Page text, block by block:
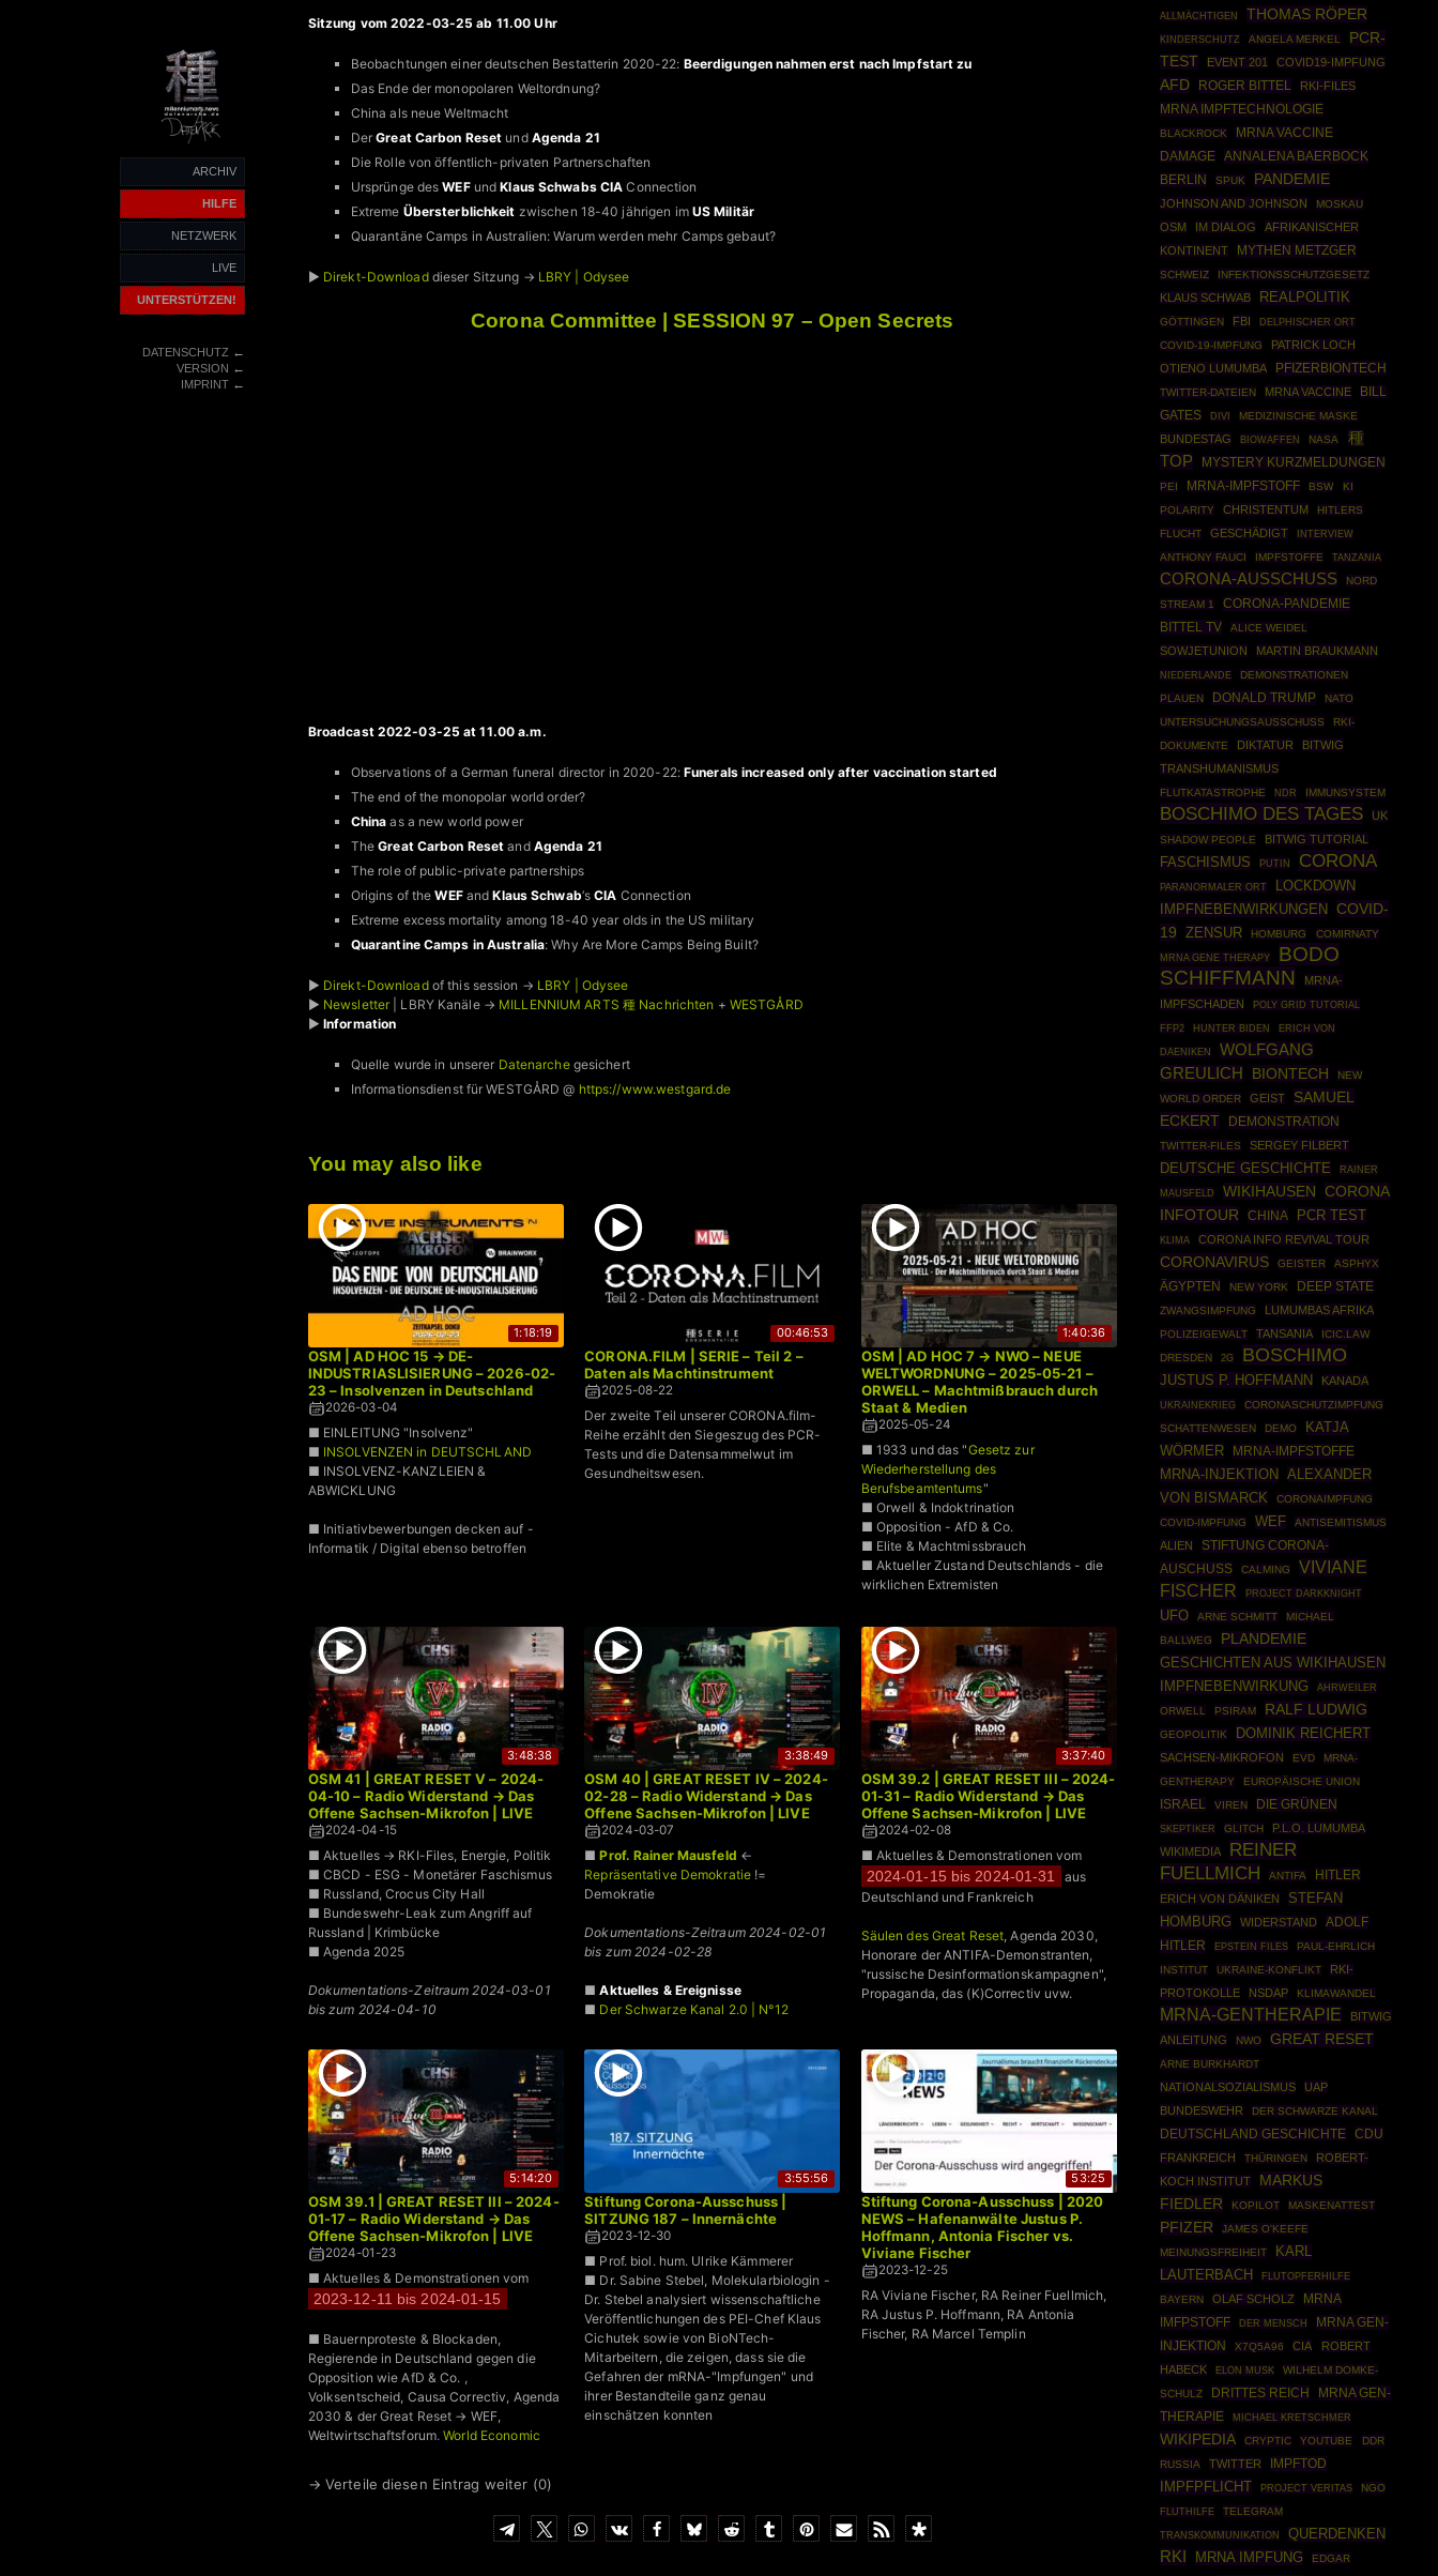
ARCHIV
HILFE
NETZWERK
LIVE
UNTERSTÜTZEN!
DATENSCHUTZ←
VERSION ←
IMPRINT←
Sitzung vom 2022-03-25 ab 11.00 Uhr
Beobachtungen einer deutschen Bestatterin 2020-22: Beerdigungen nahmen erst nach Impfstart zu
Das Ende der monopolaren Weltordnung?
China als neue Weltmacht
DerGreat Carbon Reset und Agenda 21
Die Rolle von öffentlich-privaten Partnerschaften
Ursprünge desWEFundKlaus Schwabs CIA Connection
Extreme Übersterblichkeit zwischen 18-40 jährigen im US Militär
Quarantäne Camps in Australien: Warum werden mehr Camps gebaut?
► Direkt-Downloaddieser Sitzung → LBRY | Odysee
Corona Committee | SESSION 97 – Open Secrets
Broadcast 2022-03-25 at 11.00 a.m.
Observations of a German funeral director in 2020-22:Funerals increased only after vaccination started
The end of the monopolar world order?
China as a new world power
TheGreat Carbon Reset and Agenda 21
The role of public-private partnerships
Origins of theWEFandKlaus Schwab‘sCIA Connection
Extreme excess mortality among 18-40 year olds in the US military
Quarantine Camps in Australia: Why Are More Camps Being Built?
► Direkt-Downloadof this session → LBRY | Odysee
► Newsletter | LBRY Kanäle → MILLENNIUM ARTS 種 Nachrichten + WESTGÅRD
► Information
Quelle wurde in unserer Datenarchegesichert
Informationsdienst für WESTGÅRD @ https://www.westgard.de
You may also like
1:18:19
OSM | AD HOC 15 → DE-
INDUSTRIASLISIERUNG – 2026-02-
23 – Insolvenzen in Deutschland
2026-03-04
■ EINLEITUNG "Insolvenz"
■ INSOLVENZEN in DEUTSCHLAND
■ INSOLVENZ-KANZLEIEN &
ABWICKLUNG
■ Initiativbewerbungen decken auf -
Informatik / Digital ebenso betroffen
00:46:53
CORONA.FILM | SERIE – Teil 2 –
Daten als Machtinstrument
2025-08-22
Der zweite Teil unserer CORONA.film-
Reihe erzählt den Siegeszug des PCR-
Tests und die Datensammelwut im
Gesundheitswesen.
1:40:36
OSM | AD HOC 7 → NWO – NEUE
WELTWORDNUNG – 2025-05-21 –
ORWELL – Machtmißbrauch durch
Staat & Medien
2025-05-24
■ 1933 und das "Gesetz zur
Wiederherstellung des
Berufsbeamtentums"
■ Orwell & Indoktrination
■ Opposition - AfD & Co.
■ Elite & Machtmissbrauch
■ Aktueller Zustand Deutschlands - die
wirklichen Extremisten
3:48:38
OSM 41 | GREAT RESET V – 2024-
04-10 – Radio Widerstand → Das
Offene Sachsen-Mikrofon | LIVE
2024-04-15
■ Aktuelles → RKI-Files, Energie, Politik
■ CBCD - ESG - Monetärer Faschismus
■ Russland, Crocus City Hall
■ Bundeswehr-Leak zum Angriff auf
Russland | Krimbücke
■ Agenda 2025
Dokumentations-Zeitraum 2024-03-01
bis zum 2024-04-10
3:38:49
OSM 40 | GREAT RESET IV – 2024-
02-28 – Radio Widerstand → Das
Offene Sachsen-Mikrofon | LIVE
2024-03-07
■Prof. Rainer Mausfeld ←
Repräsentative Demokratie !=
Demokratie
Dokumentations-Zeitraum 2024-02-01
bis zum 2024-02-28
■Aktuelles & Ereignisse
■ Der Schwarze Kanal 2.0 | N°12
3:37:40
OSM 39.2 | GREAT RESET III – 2024-
01-31 – Radio Widerstand → Das
Offene Sachsen-Mikrofon | LIVE
2024-02-08
■ Aktuelles & Demonstrationen vom
2024-01-15 bis 2024-01-31
aus
Deutschland und Frankreich
Säulen des Great Reset, Agenda 2030,
Honorare der ANTIFA-Demonstranten,
"russische Desinformationskampagnen",
Propaganda, das (K)Correctiv uvw.
5:14:20
OSM 39.1 | GREAT RESET III – 2024-
01-17 – Radio Widerstand → Das
Offene Sachsen-Mikrofon | LIVE
2024-01-23
■ Aktuelles & Demonstrationen vom
2023-12-11 bis 2024-01-15
■ Bauernproteste & Blockaden,
Regierende in Deutschland gegen die
Opposition wie AfD & Co. ,
Volksentscheid, Causa Correctiv, Agenda
2030 & der Great Reset → WEF,
Weltwirtschaftsforum,World Economic
3:55:56
Stiftung Corona-Ausschuss |
SITZUNG 187 – Innernächte
2023-12-30
■ Prof. biol. hum. Ulrike Kämmerer
■ Dr. Sabine Stebel, Molekularbiologin -
Dr. Stebel analysiert wissenschaftliche
Veröffentlichungen des PEI-Chef Klaus
Cichutek sowie von BioNTech-
Mitarbeitern, die zeigen, dass sie die
Gefahren der mRNA-"Impfungen" und
ihrer Bestandteile ganz genau
einschätzen konnten
53:25
Stiftung Corona-Ausschuss | 2020
NEWS – Hafenanwälte Justus P.
Hoffmann, Antonia Fischer vs.
Viviane Fischer
2023-12-25
RA Viviane Fischer, RA Reiner Fuellmich,
RA Justus P. Hoffmann, RA Antonia
Fischer, RA Marcel Templin
→ Verteile diesen Eintrag weiter (0)
ALLMÄCHTIGEN THOMAS RÖPER
KINDERSCHUTZ ANGELA MERKEL
PCR-
TEST
EVENT 201 COVID19-IMPFUNG
AFD ROGER BITTEL RKI-FILES
MRNA IMPFTECHNOLOGIE
BLACKROCK
MRNA VACCINE
DAMAGE
ANNALENA BAERBOCK
BERLIN
SPUK PANDEMIE
JOHNSON AND JOHNSON MOSKAU
OSM IM DIALOG
AFRIKANISCHER
KONTINENT
MYTHEN METZGER
SCHWEIZ INFEKTIONSSCHUTZGESETZ
KLAUS SCHWAB REALPOLITIK
GÖTTINGEN FBI DELPHISCHER ORT
COVID-19-IMPFUNG
PATRICK LOCH
OTIENO LUMUMBA
PFIZERBIONTECH
TWITTER-DATEIEN MRNA VACCINE
BILL
GATES
DIVI MEDIZINISCHE MASKE
BUNDESTAG BIOWAFFEN NASA
種
TOP
MYSTERY KURZMELDUNGEN
PEI MRNA-IMPFSTOFF BSW
KI
POLARITY
CHRISTENTUM
HITLERS
FLUCHT
GESCHÄDIGT INTERVIEW
ANTHONY FAUCI IMPFSTOFFE TANZANIA
CORONA-AUSSCHUSS
NORD
STREAM 1
CORONA-PANDEMIE
BITTEL TV
ALICE WEIDEL
SOWJETUNION MARTIN BRAUKMANN
NIEDERLANDE
DEMONSTRATIONEN
PLAUEN
DONALD TRUMP
NATO
UNTERSUCHUNGSAUSSCHUSS
RKI-
DOKUMENTE
DIKTATUR
BITWIG
TRANSHUMANISMUS
FLUTKATASTROPHE NDR IMMUNSYSTEM
BOSCHIMO DES TAGES UK
SHADOW PEOPLE BITWIG TUTORIAL
FASCHISMUS PUTIN CORONA
PARANORMALER ORT LOCKDOWN
IMPFNEBENWIRKUNGEN
COVID-
19
ZENSUR HOMBURG
COMIRNATY
MRNA GENE THERAPY
BODO
SCHIFFMANN
MRNA-
IMPFSCHADEN
POLY GRID TUTORIAL
FFP2
HUNTER BIDEN ERICH VON
DAENIKEN
WOLFGANG
GREULICH
BIONTECH
NEW
WORLD ORDER
GEIST
SAMUEL
ECKERT
DEMONSTRATION
TWITTER-FILES SERGEY FILBERT
DEUTSCHE GESCHICHTE
RAINER
MAUSFELD
WIKIHAUSEN
CORONA
INFOTOUR
CHINA PCR TEST
KLIMA CORONA INFO REVIVAL TOUR
CORONAVIRUS GEISTER ASPHYX
ÄGYPTEN NEW YORK DEEP STATE
ZWANGSIMPFUNG LUMUMBAS AFRIKA
POLIZEIGEWALT TANSANIA
ICIC.LAW
DRESDEN
2G BOSCHIMO
JUSTUS P. HOFFMANN KANADA
UKRAINEKRIEG
CORONASCHUTZIMPFUNG
SCHATTENWESEN
DEMO
KATJA
WÖRMER
MRNA-IMPFSTOFFE
MRNA-INJEKTION
ALEXANDER
VON BISMARCK
CORONAIMPFUNG
COVID-IMPFUNG
WEF ANTISEMITISMUS
ALIEN
STIFTUNG CORONA-
AUSCHUSS
CALMING
VIVIANE
FISCHER
PROJECT DARKKNIGHT
UFO ARNE SCHMITT
MICHAEL
BALLWEG
PLANDEMIE
GESCHICHTEN AUS WIKIHAUSEN
IMPFNEBENWIRKUNG
AHRWEILER
ORWELL
PSIRAM RALF LUDWIG
GEOPOLITIK DOMINIK REICHERT
SACHSEN-MIKROFON EVD
MRNA-
GENTHERAPY
EUROPÄISCHE UNION
ISRAEL VIREN DIE GRÜNEN
SKEPTIKER GLITCH
P.L.O. LUMUMBA
WIKIMEDIA
REINER
FUELLMICH
ANTIFA HITLER
ERICH VON DÄNIKEN
STEFAN
HOMBURG
WIDERSTAND
ADOLF
HITLER
EPSTEIN FILES
PAUL-EHRLICH
INSTITUT
UKRAINE-KONFLIKT
RKI-
PROTOKOLLE
NSDAP KLIMAWANDEL
MRNA-GENTHERAPIE
BITWIG
ANLEITUNG
NWO GREAT RESET
ARNE BURKHARDT
NATIONALSOZIALISMUS
UAP
BUNDESWEHR
DER SCHWARZE KANAL
DEUTSCHLAND GESCHICHTE CDU
FRANKREICH THÜRINGEN
ROBERT-
KOCH INSTITUT
MARKUS
FIEDLER
KOPILOT MASKENATTEST
PFIZER
JAMES O'KEEFE
MEINUNGSFREIHEIT
KARL
LAUTERBACH
FLUTOPFERHILFE
BAYERN OLAF SCHOLZ
MRNA
IMFPSTOFF
DER MENSCH
MRNA GEN-
INJEKTION
X7Q5A96 CIA
ROBERT
HABECK
ELON MUSK
WILHELM DOMKE-
SCHULZ
DRITTES REICH
MRNA GEN-
THERAPIE
MICHAEL KRETSCHMER
WIKIPEDIA CRYPTIC YOUTUBE
DDR
RUSSIA
TWITTER IMPFTOD
IMPFPFLICHT PROJECT VERITAS NGO
FLUTHILFE TELEGRAM
TRANSKOMMUNIKATION QUERDENKEN
RKI MRNA IMPFUNG EDGAR